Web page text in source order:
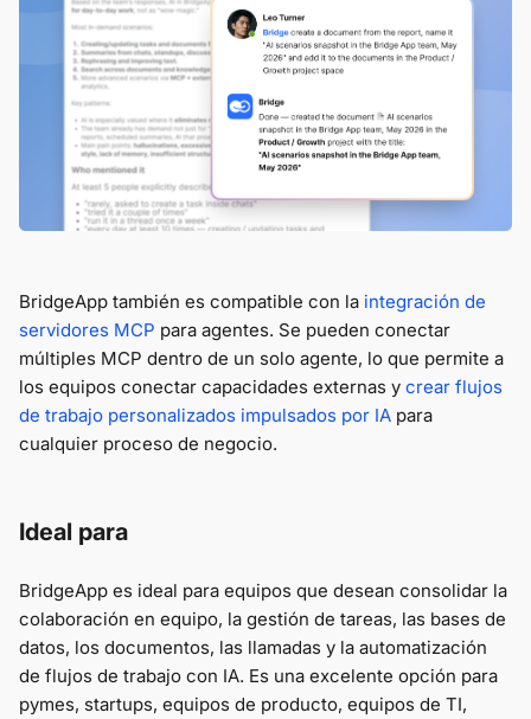
BridgeApp también es compatible con la integración de
servidores MCP para agentes. Se pueden conectar
múltiples MCP dentro de un solo agente, lo que permite a
los equipos conectar capacidades externas y crear flujos
de trabajo personalizados impulsados por IA para
cualquier proceso de negocio.
Ideal para
BridgeApp es ideal para equipos que desean consolidar la
colaboración en equipo, la gestión de tareas, las bases de
datos, los documentos, las llamadas y la automatización
de flujos de trabajo con IA. Es una excelente opción para
pymes, startups, equipos de producto, equipos de TI,